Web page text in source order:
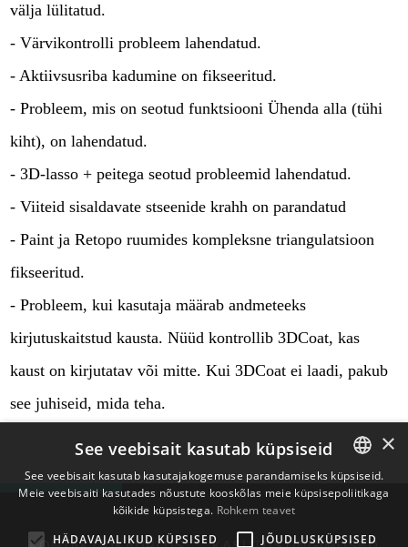
välja lülitatud.
- Värvikontrolli probleem lahendatud.
- Aktiivsusriba kadumine on fikseeritud.
- Probleem, mis on seotud funktsiooni Ühenda alla (tühi
kiht), on lahendatud.
- 3D-lasso + peitega seotud probleemid lahendatud.
- Viiteid sisaldavate stseenide krahh on parandatud
- Paint ja Retopo ruumides kompleksne triangulatsioon
fikseeritud.
- Probleem, kui kasutaja määrab andmeteeks
kirjutuskaitstud kausta. Nüüd kontrollib 3DCoat, kas
kaust on kirjutatav või mitte. Kui 3DCoat ei laadi, pakub
see juhiseid, mida teha.
ENGLISH
×
See veebisait kasutab küpsiseid
See veebisait kasutab kasutajakogemuse parandamiseks küpsiseid.
Meie veebisaiti kasutades nõustute kooskõlas meie küpsisepoliitikaga
kõikide küpsistega. Rohkem teavet
HÄDAVAJALIKUD KÜPSISED
JÕUDLUSKÜPSISED